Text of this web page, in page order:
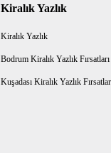
Kiralık Yazlık
Kiralık Yazlık
Bodrum Kiralık Yazlık Fırsatları
Kuşadası Kiralık Yazlık